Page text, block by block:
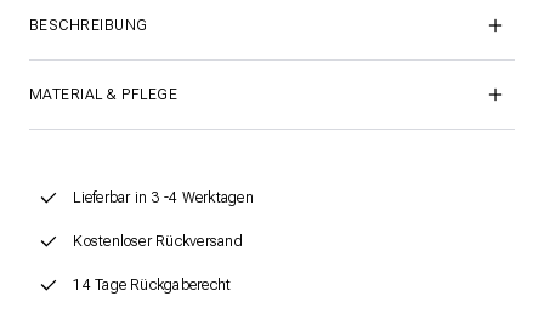
BESCHREIBUNG
MATERIAL & PFLEGE
Lieferbar in 3 -4 Werktagen
Kostenloser Rückversand
14 Tage Rückgaberecht